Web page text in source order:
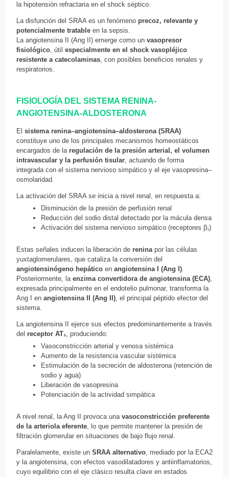
la hipotensión refractaria en el shock séptico.
La disfunción del SRAA es un fenómeno precoz, relevante y
potencialmente tratable en la sepsis.
La angiotensina II (Ang II) emerge como un vasopresor
fisiológico, útil especialmente en el shock vasopléjico
resistente a catecolaminas, con posibles beneficios renales y
respiratorios.
FISIOLOGÍA DEL SISTEMA RENINA-
ANGIOTENSINA-ALDOSTERONA
El sistema renina–angiotensina–aldosterona (SRAA)
constituye uno de los principales mecanismos homeostáticos
encargados de la regulación de la presión arterial, el volumen
intravascular y la perfusión tisular, actuando de forma
integrada con el sistema nervioso simpático y el eje vasopresina–
osmolaridad.
La activación del SRAA se inicia a nivel renal, en respuesta a:
Disminución de la presión de perfusión renal
Reducción del sodio distal detectado por la mácula densa
Activación del sistema nervioso simpático (receptores β₁)
Estas señales inducen la liberación de reninapor las células
yuxtaglomerulares, que cataliza la conversión del
angiotensinógeno hepático en angiotensina I (Ang I).
Posteriormente, la enzima convertidora de angiotensina (ECA),
expresada principalmente en el endotelio pulmonar, transforma la
Ang I en angiotensina II (Ang II), el principal péptido efector del
sistema.
La angiotensina II ejerce sus efectos predominantemente a través
del receptor AT₁, produciendo:
Vasoconstricción arterial y venosa sistémica
Aumento de la resistencia vascular sistémica
Estimulación de la secreción de aldosterona (retención de
sodio y agua)
Liberación de vasopresina
Potenciación de la actividad simpática
A nivel renal, la Ang II provoca una vasoconstricción preferente
de la arteriola eferente, lo que permite mantener la presión de
filtración glomerular en situaciones de bajo flujo renal.
Paralelamente, existe un SRAA alternativo, mediado por la ECA2
y la angiotensina, con efectos vasodilatadores y antiinflamatorios,
cuyo equilibrio con el eje clásico resulta clave en estados